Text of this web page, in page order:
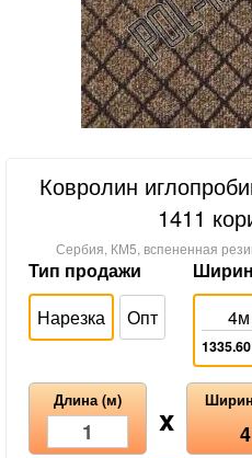
Ковролин
1411
Сербия, КМ5, вспененная
Тип продажи
Нарезка
Опт
4м
1335.60
Длина (м) x 4